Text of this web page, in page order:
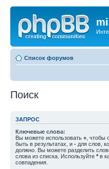
Список форумов
Поиск
ЗАПРОС
Ключевые слова:
Вы можете использовать + , чтобы
быть в результатах, и - для слов,
должно. Вы можете разделить
слова из списка. Используйте * в
совпадения.